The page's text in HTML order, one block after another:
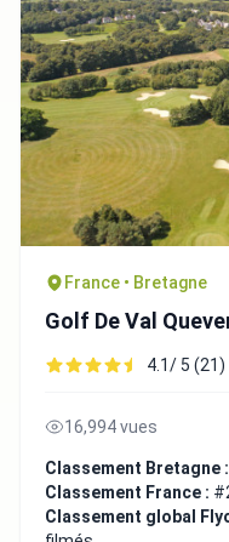
France • Bretagne
Golf De Val
4.1/ 5 (21)
16,994 vues
Classement Bretagne :
Classement France :
Classement global